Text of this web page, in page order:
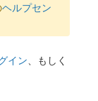
ヘルプセン
イン、もしく